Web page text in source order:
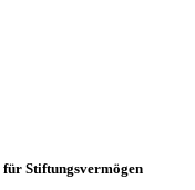
für Stiftungsvermögen